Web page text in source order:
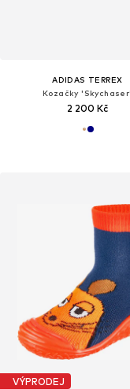
ADIDAS TERREX
Kozačky 'Skychaser'
2 200 Kč
VÝPRODEJ